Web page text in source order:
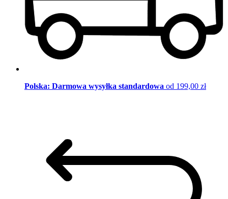
Polska: Darmowa wysyłka standardowa od 199,00 zł